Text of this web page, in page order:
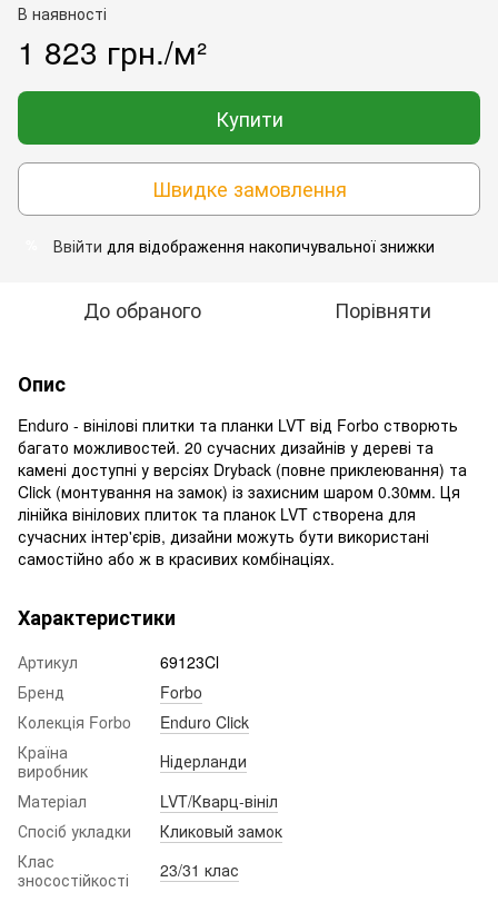
В наявності
1 823 грн./м²
Купити
Швидке замовлення
Ввійти для відображення накопичувальної знижки
До обраного Порівняти
Опис
Enduro - вінілові плитки та планки LVT від Forbo створють
багато можливостей. 20 сучасних дизайнів у дереві та
камені доступні у версіях Dryback (повне приклеювання) та
Click (монтування на замок) із захисним шаром 0.30мм. Ця
лінійка вінілових плиток та планок LVT створена для
сучасних інтер'єрів, дизайни можуть бути використані
самостійно або ж в красивих комбінаціях.
Характеристики
Артикул
69123Cl
Бренд
Forbo
Колекція Forbo
Enduro Click
Країна
виробник
Нідерланди
Матеріал
LVT/Кварц-вініл
Спосіб укладки
Кликовый замок
Клас
зносостійкості
23/31 клас